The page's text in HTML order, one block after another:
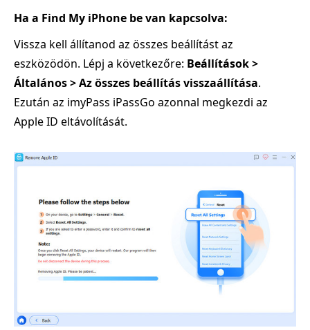
Ha a Find My iPhone be van kapcsolva:
Vissza kell állítanod az összes beállítást az
eszközödön. Lépj a következőre: Beállítások >
Általános > Az összes beállítás visszaállítása.
Ezután az imyPass iPassGo azonnal megkezdi az
Apple ID eltávolítását.